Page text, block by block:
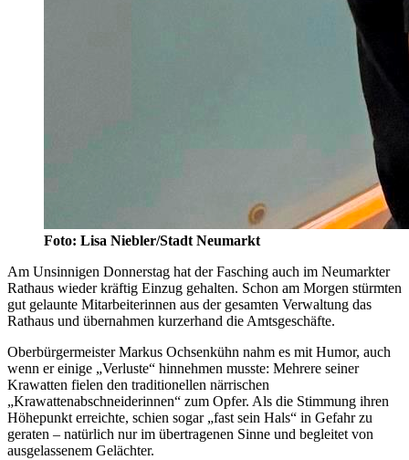
Foto: Lisa Niebler/Stadt Neumarkt
Am Unsinnigen Donnerstag hat der Fasching auch im Neumarkter
Rathaus wieder kräftig Einzug gehalten. Schon am Morgen stürmten
gut gelaunte Mitarbeiterinnen aus der gesamten Verwaltung das
Rathaus und übernahmen kurzerhand die Amtsgeschäfte.
Oberbürgermeister Markus Ochsenkühn nahm es mit Humor, auch
wenn er einige „Verluste“ hinnehmen musste: Mehrere seiner
Krawatten fielen den traditionellen närrischen
„Krawattenabschneiderinnen“ zum Opfer. Als die Stimmung ihren
Höhepunkt erreichte, schien sogar „fast sein Hals“ in Gefahr zu
geraten – natürlich nur im übertragenen Sinne und begleitet von
ausgelassenem Gelächter.